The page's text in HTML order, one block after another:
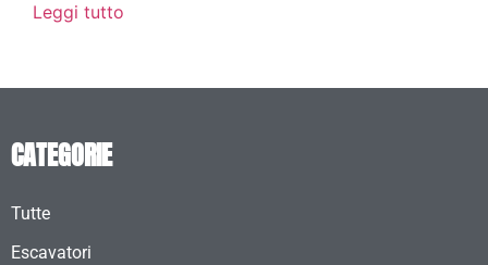
Leggi tutto
CATEGORIE
Tutte
Escavatori